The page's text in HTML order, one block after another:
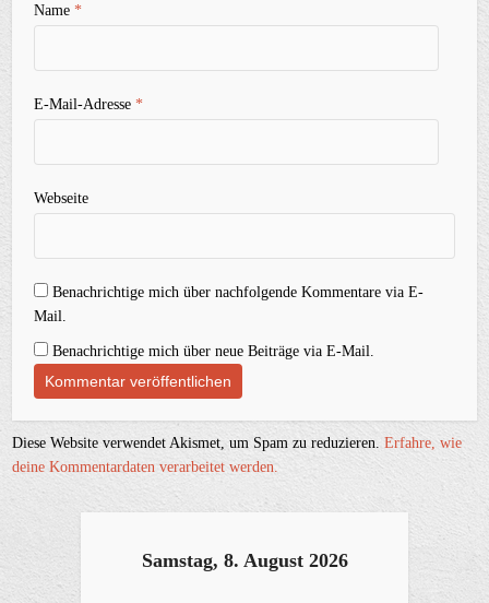
Name*
E-Mail-Adresse*
Webseite
Benachrichtige mich über nachfolgende Kommentare via E-
Mail.
Benachrichtige mich über neue Beiträge via E-Mail.
Diese Website verwendet Akismet, um Spam zu reduzieren.Erfahre, wie
deine Kommentardaten verarbeitet werden.
Samstag, 8. August 2026